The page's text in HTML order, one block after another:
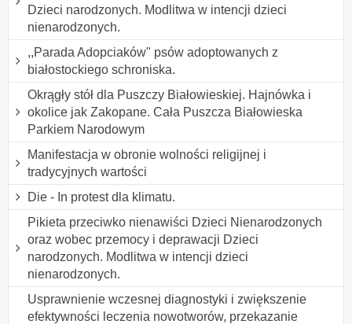
Dzieci narodzonych. Modlitwa w intencji dzieci
nienarodzonych.
,,Parada Adopciaków" psów adoptowanych z
białostockiego schroniska.
Okrągły stół dla Puszczy Białowieskiej. Hajnówka i
okolice jak Zakopane. Cała Puszcza Białowieska
Parkiem Narodowym
Manifestacja w obronie wolności religijnej i
tradycyjnych wartości
Die - In protest dla klimatu.
Pikieta przeciwko nienawiści Dzieci Nienarodzonych
oraz wobec przemocy i deprawacji Dzieci
narodzonych. Modlitwa w intencji dzieci
nienarodzonych.
Usprawnienie wczesnej diagnostyki i zwiększenie
efektywności leczenia nowotworów, przekazanie